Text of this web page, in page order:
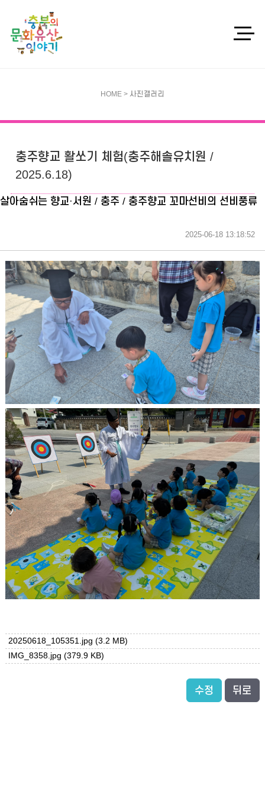
HOME > 사진갤러리
충주향교 활쏘기 체험(충주해솔유치원 /
2025.6.18)
살아숨쉬는 향교·서원 / 충주 / 충주향교 꼬마선비의 선비풍류
2025-06-18 13:18:52
20250618_105351.jpg (3.2 MB)
IMG_8358.jpg (379.9 KB)
수정 뒤로